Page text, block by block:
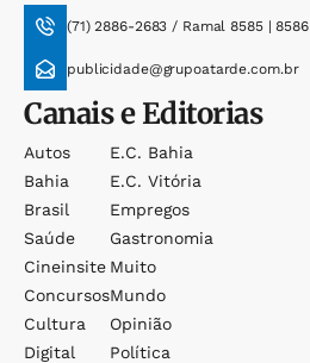
(71) 2886-2683 / Ramal 8585 | 8586
publicidade@grupoatarde.com.br
Canais e Editorias
Autos
Bahia
Brasil
Saúde
Cineinsite
Concursos
Cultura
Digital
E.c. Bahia
E.c. Vitória
Empregos
Gastronomia
Muito
Mundo
Opinião
Política